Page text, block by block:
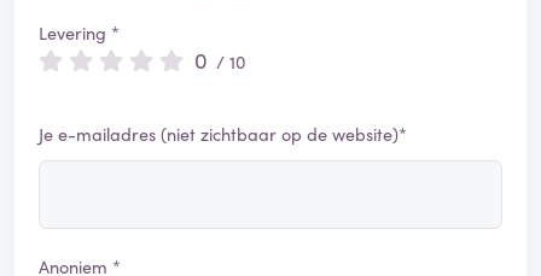
Levering *
0 / 10
Je e-mailadres (niet zichtbaar op de website)*
Anoniem *